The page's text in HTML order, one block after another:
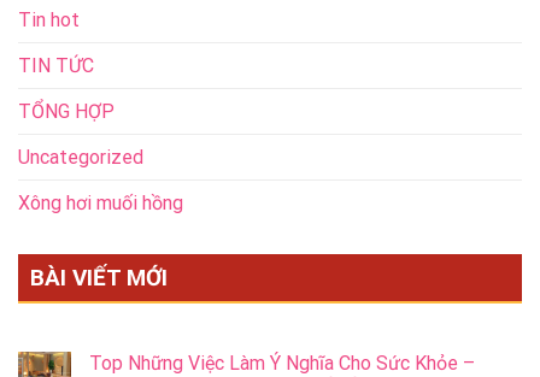
Tin hot
TIN TỨC
TỔNG HỢP
Uncategorized
Xông hơi muối hồng
BÀI VIẾT MỚI
Top Những Việc Làm Ý Nghĩa Cho Sức Khỏe –